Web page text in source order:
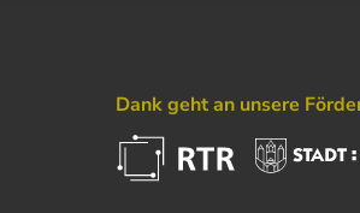
Dank geht an unsere